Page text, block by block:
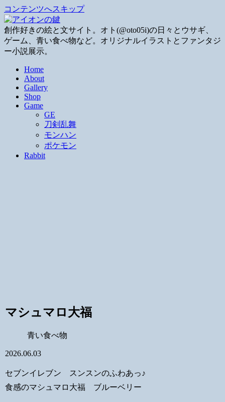
コンテンツへスキップ
創作好きの絵と文サイト。オト(@oto05i)の日々とウサギ、
ゲーム、青い食べ物など。オリジナルイラストとファンタジ
ー小説展示。
Home
About
Gallery
Shop
Game
GE
刀剣乱舞
モンハン
ポケモン
Rabbit
マシュマロ大福
青い食べ物
2026.06.03
セブンイレブン スンスンのふわあっ♪
食感のマシュマロ大福 ブルーベリー